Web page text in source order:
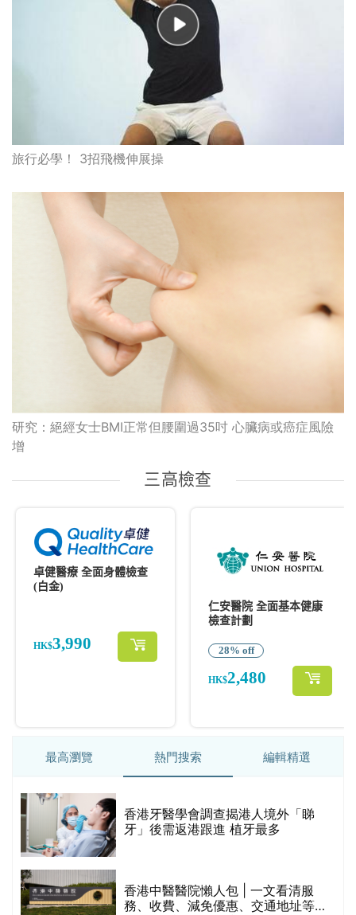
旅行必學！ 3招飛機伸展操
研究：絕經女士BMI正常但腰圍過35吋 心臟病或癌症風險
增
最高瀏覽 熱門搜索 編輯精選
香港牙醫學會調查揭港人境外「睇
牙」後需返港跟進 植牙最多
香港中醫醫院懶人包 | 一文看清服
務、收費、減免優惠、交通地址等